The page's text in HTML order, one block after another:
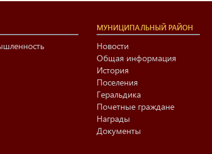
МУНИЦИПАЛЬНЫЙ РАЙОН
Новости
Общая информация
История
Поселения
Геральдика
Почетные граждане
Награды
Документы